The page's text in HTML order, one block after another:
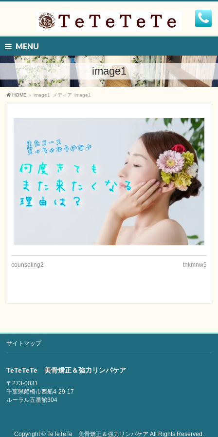
MENU
image1
HOME » image1 メディア image1
counseling2 tnkmnw5
サイトマップ
TeTeTeTe 美骨矯正＆強力リンパケア
〒273-0031
千葉県船橋市西船4-29-17
ルーラル五番館304
Copyright © TeTeTeTe 美骨矯正＆強力リンパケア All Rights Reserved.